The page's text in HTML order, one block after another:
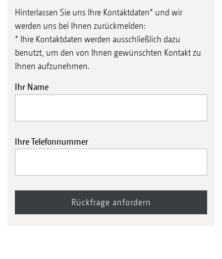
Hinterlassen Sie uns Ihre Kontaktdaten* und wir
werden uns bei Ihnen zurückmelden:
* Ihre Kontaktdaten werden ausschließlich dazu
benutzt, um den von Ihnen gewünschten Kontakt zu
Ihnen aufzunehmen.
Ihr Name
Ihre Telefonnummer